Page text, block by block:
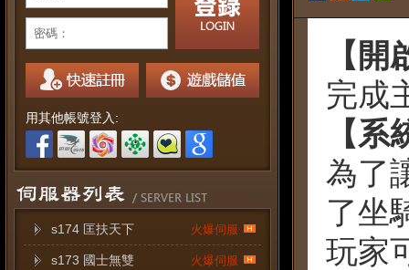
密碼：
用其他帳號登入:
s174 匡扶天下 火爆伺服
s173 國士無雙 火爆伺服
【開
完成
【系
為了
了坐
玩家